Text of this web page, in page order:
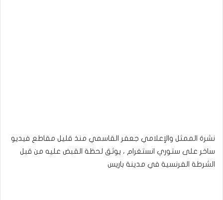
نشرة الممثل والإعلامي جعفر القاسمي منذ قليل مقاطع فيديو
ساخر على ستوري انستغرام ، يوثق لحظة القبض عليه من قبل
الشرطة الفرنسية في مدينة باريس